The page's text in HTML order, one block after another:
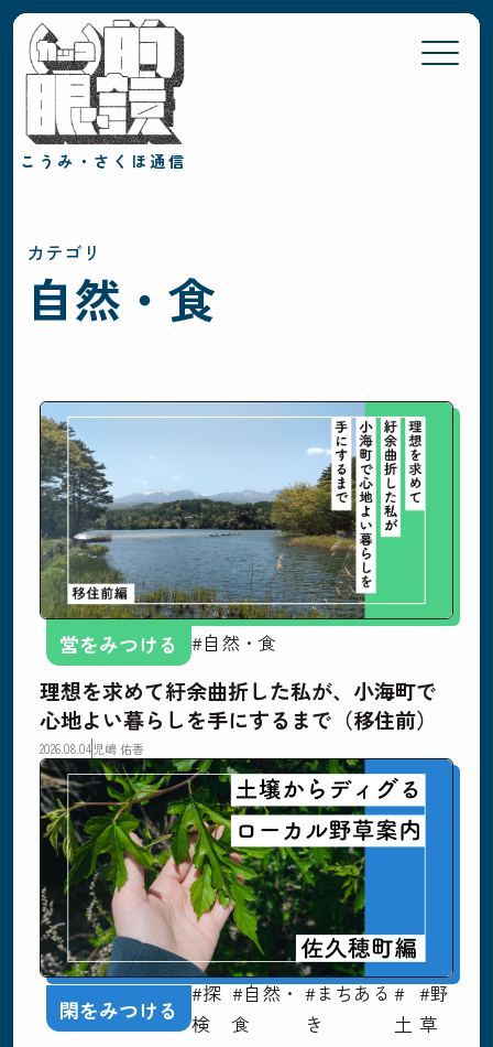
こうみ・さくほ通信
カテゴリ
土木・鉄道探検文化・芸術
カテゴリ
自然・食
営をみつける #自然・食
理想を求めて紆余曲折した私が、小海町で
心地よい暮らしを手にするまで（移住前）
2026.08.04児嶋 佑香
閑をみつける
#探
検
#自然・
食
#まちある
き
#
土
#野
草